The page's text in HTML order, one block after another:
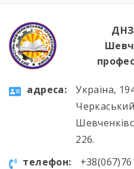
своїх! "спали" ворога!"
https://www.youtube.com/
ДНЗ
aдресa:
Україна,
226.
телефон: